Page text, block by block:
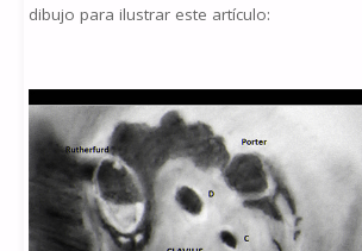
dibujo para ilustrar este artículo: